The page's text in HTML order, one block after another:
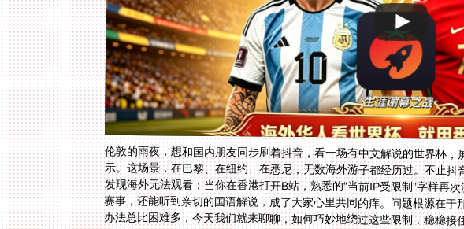
伦敦的雨夜，想和国内朋友同步刷着抖音，看一场有中文解说的世界杯，
示。这场景，在巴黎、在纽约、在悉尼，无数海外游子都经历过。不止抖
发现海外无法观看；当你在香港打开B站，熟悉的“当前IP受限制”字样再次
赛事，还能听到亲切的国语解说，成了大家心里共同的痒。问题根源在于
办法总比困难多，今天我们就来聊聊，如何巧妙地绕过这些限制，稳稳接